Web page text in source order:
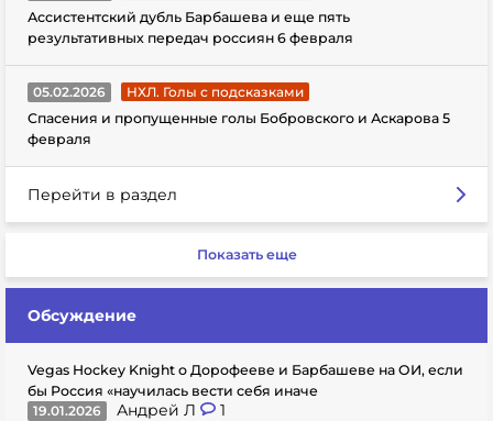
Ассистентский дубль Барбашева и еще пять
результативных передач россиян 6 февраля
05.02.2026
НХЛ. Голы с подсказками
Спасения и пропущенные голы Бобровского и Аскарова 5
февраля
Перейти в раздел
Показать еще
Обсуждение
Vegas Hockey Knight о Дорофееве и Барбашеве на ОИ, если
бы Россия «научилась вести себя иначе
19.01.2026
Андрей Л 1